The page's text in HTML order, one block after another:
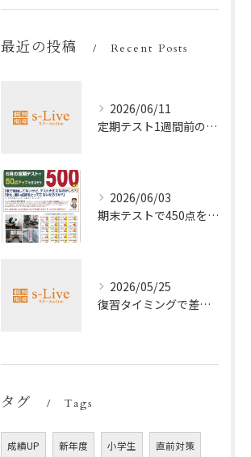
最近の投稿 Recent Posts
2026/06/11
定期テスト1週間前の効率暗記法
2026/06/03
期末テストで450点を取る勉強法
2026/05/25
復習タイミングで差がつく勉強法
タグ Tags
成績UP 新年度 小学生 直前対策